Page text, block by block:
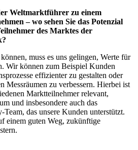
Weltmarktführer zu einem
– wo sehen Sie das Potenzial
des Marktes der
muss es uns gelingen, Werte für
Wir können zum Beispiel Kunden
effizienter zu gestalten oder
Messräumen zu verbessern. Hierbei ist
Marktteilnehmer relevant,
und insbesondere auch das
das unsere Kunden unterstützt.
einem guten Weg, zukünftige